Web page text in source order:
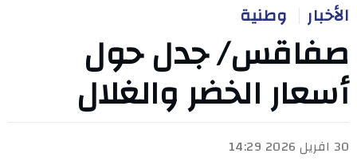
الأخبار وطنية
صفاقس/ جدل حول
أسعار الخضر والغلال
30 افريل 2026 14:29